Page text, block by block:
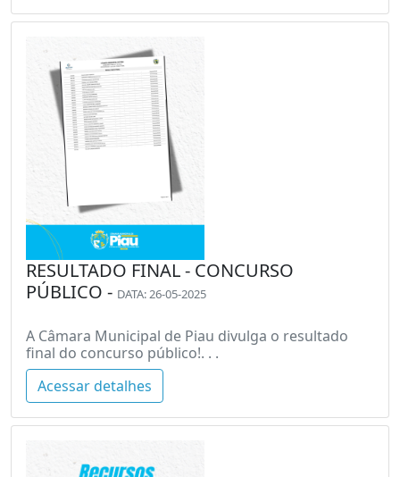
RESULTADO FINAL - CONCURSO
PÚBLICO - DATA: 26-05-2025
A Câmara Municipal de Piau divulga o resultado
final do concurso público!. . .
Acessar detalhes